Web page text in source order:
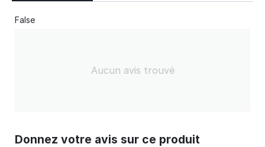
False
Aucun avis trouvé
Donnez votre avis sur ce produit